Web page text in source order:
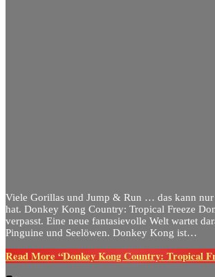
Viele Gorillas und Jump & Run … das kann
hat. Donkey Kong Country: Tropical Freeze
verpasst. Eine neue fantasievolle Welt wartet
Pinguine und Seelöwen. Donkey Kong ist…
Read More “Donkey Kong Country: Tropical